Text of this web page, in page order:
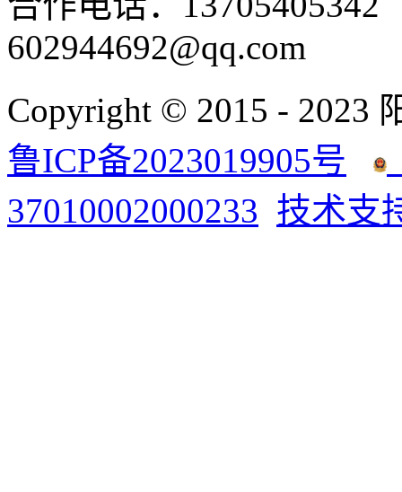
602944692@qq.com
Copyright © 2015 - 2023
鲁ICP备2023019905号
37010002000233 技术支